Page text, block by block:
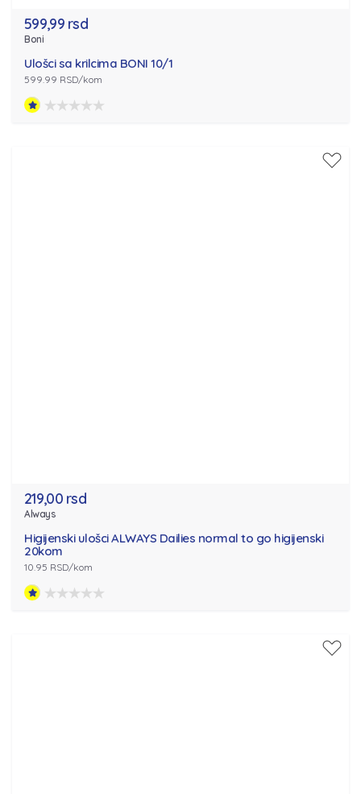
599,99 rsd
Boni
Ulošci sa krilcima BONI 10/1
599.99 RSD/kom
219,00 rsd
Always
Higijenski ulošci ALWAYS Dailies normal to go higijenski
20kom
10.95 RSD/kom